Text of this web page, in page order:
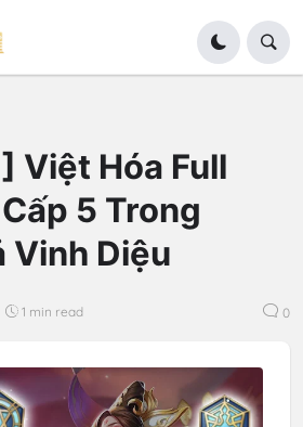
Việt Hóa Full
5 Trong
Vinh Diệu
1 min read 0